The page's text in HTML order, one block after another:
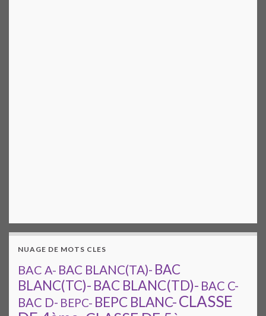
NUAGE DE MOTS CLES
BAC A- BAC BLANC(TA)- BAC
BLANC(TC)- BAC BLANC(TD)- BAC C-
BAC D- BEPC- BEPC BLANC-CLASSE